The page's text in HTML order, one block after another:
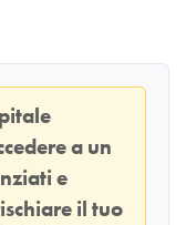
a un
e
il tuo